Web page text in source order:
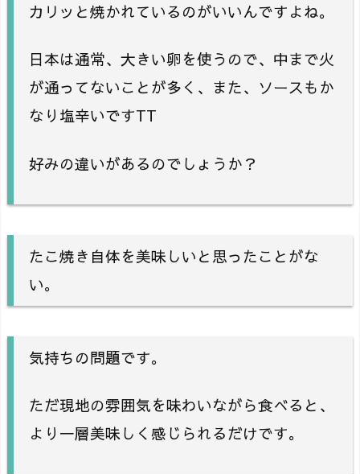
カリッと焼かれているのがいいんですよね。
日本は通常、大きい卵を使うので、中まで火
が通ってないことが多く、また、ソースもか
なり塩辛いですTT
好みの違いがあるのでしょうか？
たこ焼き自体を美味しいと思ったことがな
い。
気持ちの問題です。
ただ現地の雰囲気を味わいながら食べると、
より一層美味しく感じられるだけです。